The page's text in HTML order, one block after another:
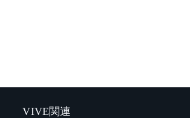
VIVE関連